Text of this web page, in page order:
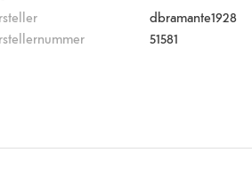
dbramante1928
51581